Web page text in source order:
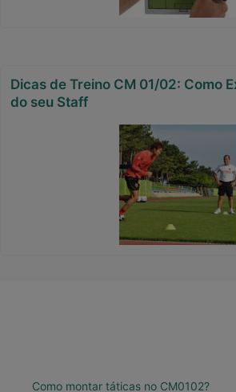
Dicas de Treino CM 01/02: Como
do seu Staff
Como montar táticas no CM0102?